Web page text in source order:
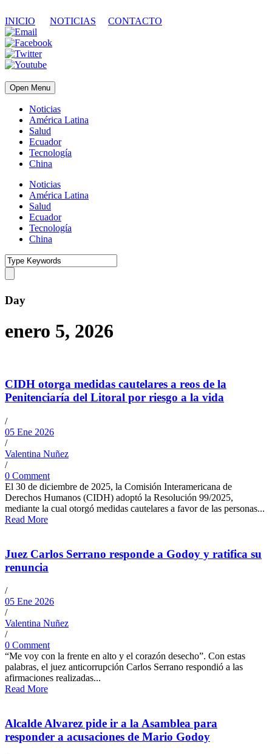
INICIO NOTICIAS CONTACTO
Open Menu
Noticias
América Latina
Salud
Ecuador
Tecnología
China
Noticias
América Latina
Salud
Ecuador
Tecnología
China
Day
enero 5, 2026
CIDH otorga medidas cautelares a reos de la
Penitenciaría del Litoral por riesgo a la vida
/
05 Ene 2026
/
Valentina Nuñez
/
0 Comment
El 30 de diciembre de 2025, la Comisión Interamericana de
Derechos Humanos (CIDH) adoptó la Resolución 99/2025,
mediante la cual otorgó medidas cautelares a favor de las personas...
Read More
Juez Carlos Serrano responde a Godoy y ratifica su
renuncia
/
05 Ene 2026
/
Valentina Nuñez
/
0 Comment
“Me voy con la frente en alto y el corazón desecho”. Con estas
palabras, el juez anticorrupción Carlos Serrano respondió a las
afirmaciones realizadas...
Read More
Alcalde Alvarez pide ir a la Asamblea para
responder a acusaciones de Mario Godoy